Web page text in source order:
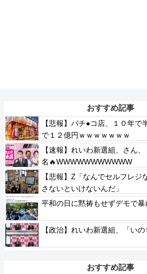
おすすめ記事
【悲報】パチ●コ店、１０年で
で１２億円ｗｗｗｗｗｗｗ
【速報】れいわ新選組、さん
名🔥WWWWWWWWWWW
【悲報】Z「なんでセルフレジ
さないといけないんだ」
平和の日に黙祷もせずデモで
【政治】れいわ新選組、「い
おすすめ記事